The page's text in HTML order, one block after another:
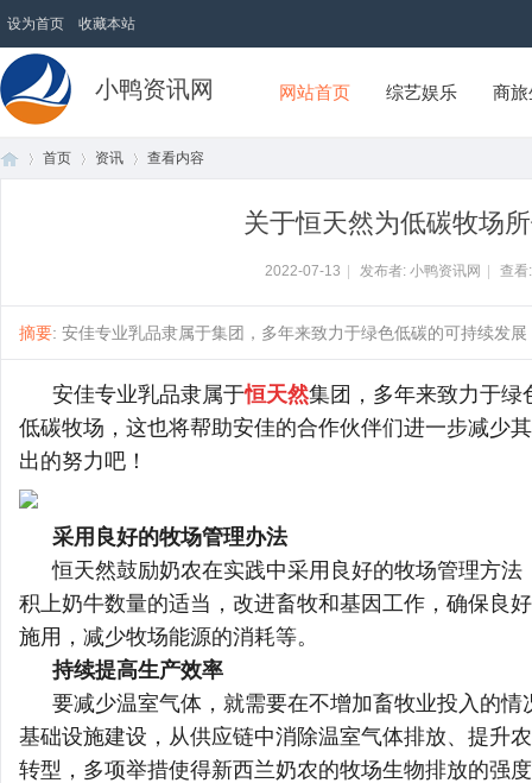
设为首页 收藏本站
小鸭资讯网 网站首页 综艺娱乐 商
首页 资讯 查看内容
关于恒天然为低碳牧场
2022-07-13 发布者: 小鸭资讯网 查
摘要: 安佳专业乳品隶属于集团，多年来致力于绿色低碳的可持续发
安佳专业乳品隶属于恒天然集团，多年来致力于绿
低碳牧场，这也将帮助安佳的合作伙伴们进一步减少
出的努力吧 ！
采用良好的牧场管理办法
恒天然鼓励奶农在实践中采用良好的牧场管理方
积上奶牛数量的适当，改进畜牧和基因工作，确保良
施用，减少牧场能源的消耗等。
持续提高生产效率
要减少温室气体，就需要在不增加畜牧业投入的
基础设施建设，从供应链中消除温室气体排放、提升
转型，多项举措使得新西兰奶农的牧场生物排放的强